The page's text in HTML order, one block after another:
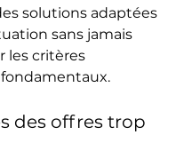
solutions adaptées
sans jamais
les critères
des offres trop